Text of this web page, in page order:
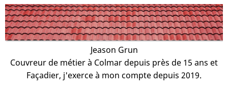
Jeason Grun
Couvreur de métier à Colmar depuis près de 15 ans et
Façadier, j'exerce à mon compte depuis 2019.